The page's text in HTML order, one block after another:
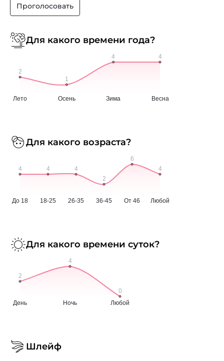
Проголосовать
Для какого времени года?
Для какого возраста?
Для какого времени суток?
Шлейф